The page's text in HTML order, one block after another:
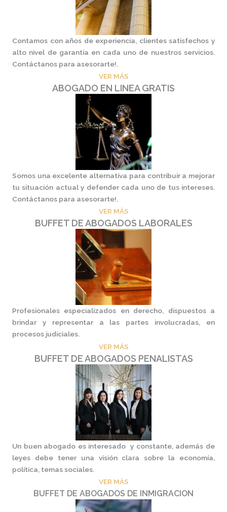
Contamos con años de experiencia, clientes satisfechos y
alto nivel de garantía en cada uno de nuestros servicios.
Contáctanos para asesorarte!.
VER MÁS
ABOGADO EN LINEA GRATIS
Somos una excelente alternativa para contribuir a mejorar
tu situación actual y defender cada uno de tus intereses.
Contáctanos para asesorarte!.
VER MÁS
BUFFET DE ABOGADOS LABORALES
Profesionales especializados en derecho, dispuestos a
brindar y representar a las partes involucradas, en
procesos judiciales.
VER MÁS
BUFFET DE ABOGADOS PENALISTAS
Un buen abogado es interesado y constante, además de
leyes debe tener una visión clara sobre la economía,
política, temas sociales.
VER MÁS
BUFFET DE ABOGADOS DE INMIGRACION